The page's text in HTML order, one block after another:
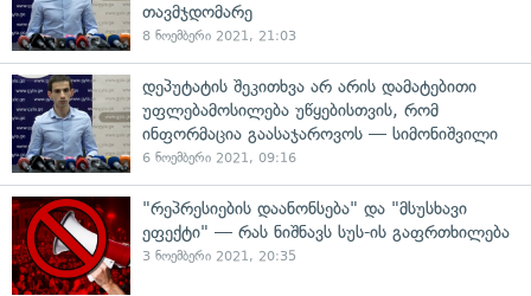
თავმჯდომარე
8 ნოემბერი 2021, 21:03
დეპუტატის შეკითხვა არ არის დამატებითი
უფლებამოსილება უწყებისთვის, რომ
ინფორმაცია გაასაჯაროვოს — სიმონიშვილი
6 ნოემბერი 2021, 09:16
"რეპრესიების დაანონსება" და "მსუსხავი
ეფექტი" — რას ნიშნავს სუს-ის გაფრთხილება
3 ნოემბერი 2021, 20:35